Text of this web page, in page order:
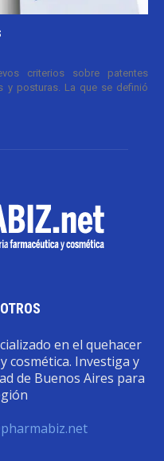
criterios sobre patentes
y posturas. La que se definió
en el quehacer
cosmética. Investiga y
de Buenos Aires para